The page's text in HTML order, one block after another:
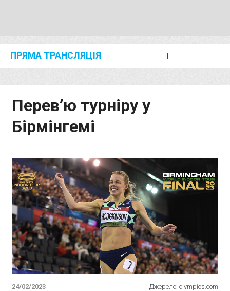
ПРЯМА ТРАНСЛЯЦІЯ I
Перев’ю турніру у
Бірмінгемі
24/02/2023 Джерело: olympics.com